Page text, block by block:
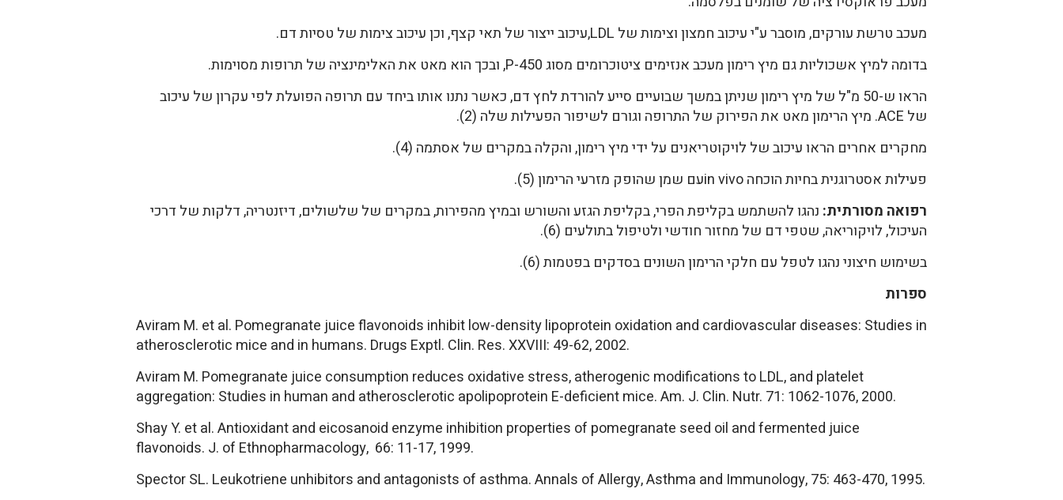
מעכב טרשת עורקים, מוסבר ע"י עיכוב חמצון וצימות של LDL,עיכוב ייצור של תאי קצף, וכן עיכוב צימות של טסיות דם.
בדומה למיץ אשכוליות גם מיץ רימון מעכב אנזימים ציטוכרומים מסוג P-450, ובכך הוא מאט את האלימינציה של תרופות מסוימות.
הראו ש-50 מ"ל של מיץ רימון שניתן במשך שבועיים סייע להורדת לחץ דם, כאשר נתנו אותו ביחד עם תרופה הפועלת לפי עקרון של עיכוב
של ACE. מיץ הרימון מאט את הפירוק של התרופה וגורם לשיפור הפעילות שלה (2).
מחקרים אחרים הראו עיכוב של לויקוטריאנים על ידי מיץ רימון, והקלה במקרים של אסתמה (4).
פעילות אסטרוגנית בחיות הוכחה in vivoעם שמן שהופק מזרעי הרימון (5).
רפואה מסורתית: נהגו להשתמש בקליפת הפרי, בקליפת הגזע והשורש ובמיץ מהפירות, במקרים של שלשולים, דיזנטריה, דלקות של דרכי
העיכול, לויקוריאה, שטפי דם של מחזור חודשי ולטיפול בתולעים (6).
בשימוש חיצוני נהגו לטפל עם חלקי הרימון השונים בסדקים בפטמות (6).
ספרות
Aviram M. et al. Pomegranate juice flavonoids inhibit low-density lipoprotein oxidation and cardiovascular diseases: Studies in
atherosclerotic mice and in humans. Drugs Exptl. Clin. Res. XXVIII: 49-62, 2002.
Aviram M. Pomegranate juice consumption reduces oxidative stress, atherogenic modifications to LDL, and platelet
aggregation: Studies in human and atherosclerotic apolipoprotein E-deficient mice. Am. J. Clin. Nutr. 71: 1062-1076, 2000.
Shay Y. et al. Antioxidant and eicosanoid enzyme inhibition properties of pomegranate seed oil and fermented juice
flavonoids. J. of Ethnopharmacology, 66: 11-17, 1999.
Spector SL. Leukotriene unhibitors and antagonists of asthma. Annals of Allergy, Asthma and Immunology, 75: 463-470, 1995.